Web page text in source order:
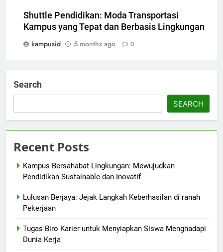
Shuttle Pendidikan: Moda Transportasi
Kampus yang Tepat dan Berbasis Lingkungan
kampusid
5 months ago 0
Search
SEARCH
Recent Posts
Kampus Bersahabat Lingkungan: Mewujudkan
Pendidikan Sustainable dan Inovatif
Lulusan Berjaya: Jejak Langkah Keberhasilan di ranah
Pekerjaan
Tugas Biro Karier untuk Menyiapkan Siswa Menghadapi
Dunia Kerja